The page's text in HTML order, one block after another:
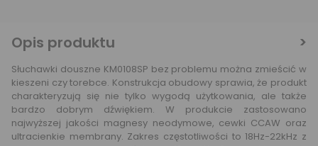
Opis produktu
Słuchawki douszne KM0108SP bez problemu można zmieścić w
kieszeni czy torebce. Konstrukcja obudowy sprawia, że produkt
charakteryzują się nie tylko wygodą użytkowania, ale także
bardzo dobrym dźwiękiem. W produkcie zastosowano
najwyższej jakości magnesy neodymowe, cewki CCAW oraz
ultracienkie membrany. Zakres częstotliwości to 18Hz-22kHz z